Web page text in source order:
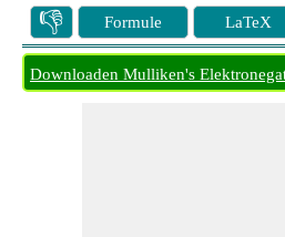
👎 Formule LaTeX
Downloaden Mulliken's